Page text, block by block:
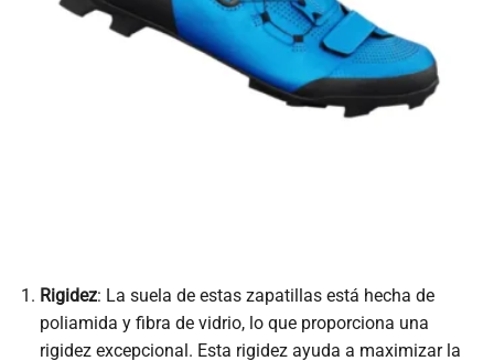
Rigidez: La suela de estas zapatillas está hecha de
poliamida y fibra de vidrio, lo que proporciona una
rigidez excepcional. Esta rigidez ayuda a maximizar la